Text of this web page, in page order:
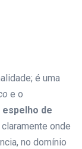
é uma
e o
espelho de
onde
no domínio